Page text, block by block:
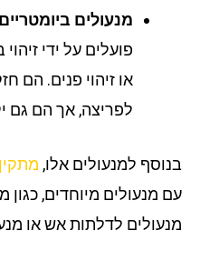
מנעולים ביומטריים:
פועלים על ידי זיהוי
או זיהוי פנים. הם
לפריצה, אך הם גם
למנעולים אלו, מתקין
מנעולים מיוחדים, כגון
לדלתות אש או